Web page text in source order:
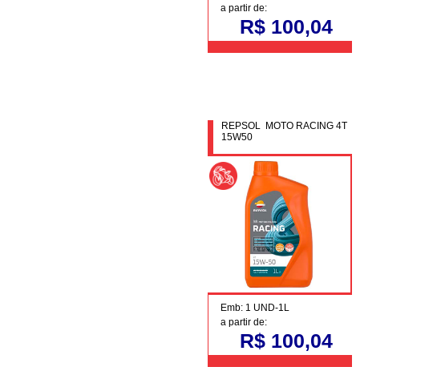
a partir de:
R$ 100,04
REPSOL MOTO RACING 4T
15W50
Emb: 1 UND-1L
a partir de:
R$ 100,04